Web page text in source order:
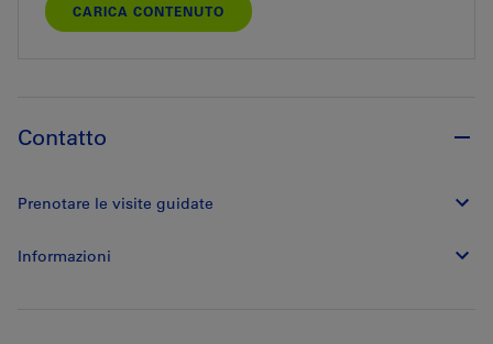
CARICA CONTENUTO
Contatto
Prenotare le visite guidate
Informazioni